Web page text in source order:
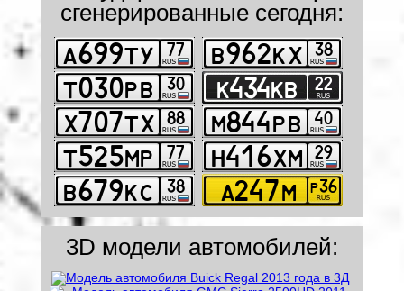
сгенерированные сегодня:
3D модели автомобилей: